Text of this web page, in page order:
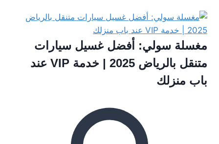
مغسلة سولي: أفضل غسيل سيارات
متنقل بالرياض 2025 | خدمة VIP عند
باب منزلك